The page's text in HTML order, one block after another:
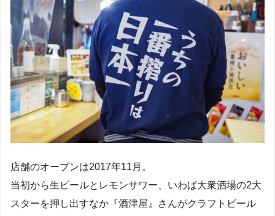
店舗のオープンは2017年11月。
当初から生ビールとレモンサワー、いわば大衆酒場の2大
スターを押し出すなか『酒津屋』さんがクラフトビール